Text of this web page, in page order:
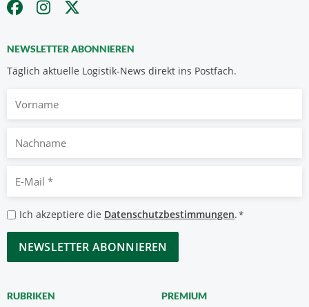
NEWSLETTER ABONNIEREN
Täglich aktuelle Logistik-News direkt ins Postfach.
Nachname
Mail
*
Datenschutzbestimmungen
*
Ich akzeptiere die Datenschutzbestimmungen.*
CAPTCHA
RUBRIKEN PREMIUM